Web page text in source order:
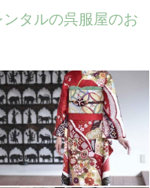
タルの呉服屋のお